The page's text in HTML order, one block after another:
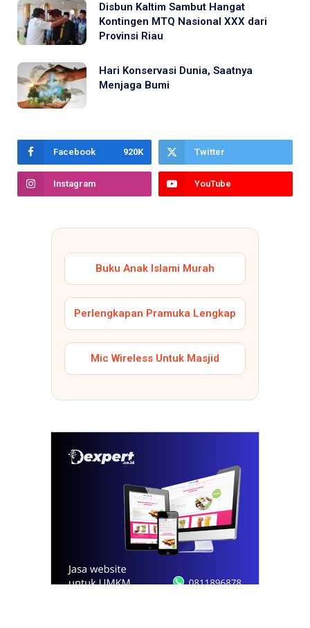
Disbun Kaltim Sambut Hangat
Kontingen MTQ Nasional XXX dari
Provinsi Riau
Hari Konservasi Dunia, Saatnya
Menjaga Bumi
Facebook 920K Twitter
Instagram YouTube
Buku Anak Islami Murah
Perlengkapan Pramuka Lengkap
Mic Wireless Untuk Masjid